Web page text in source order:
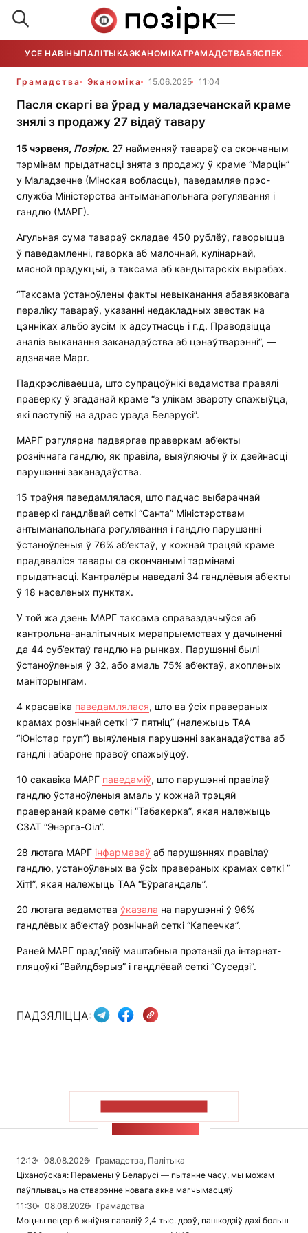
УСЕ НАВІНЫПАЛІТЫКАЭКАНОМІКАГРАМАДСТВАБЯСПЕКА
Грамадства Эканоміка 15.06.2025 11:04
Пасля скаргі ва ўрад у маладзечанскай краме
знялі з продажу 27 відаў тавару
15 чэрвеня, Позірк. 27 найменняў тавараў са скончаным
тэрмінам прыдатнасці знята з продажу ў краме “Марцін”
у Маладзечне (Мінская вобласць), паведамляе прэс-
служба Міністэрства антыманапольнага рэгулявання і
гандлю (МАРГ).
Агульная сума тавараў складае 450 рублёў, гаворыцца
ў паведамленні, гаворка аб малочнай, кулінарнай,
мясной прадукцыі, а таксама аб кандытарскіх вырабах.
“Таксама ўстаноўлены факты невыканання абавязковага
пераліку тавараў, указанні недакладных звестак на
цэнніках альбо зусім іх адсутнасць і г.д. Праводзіцца
аналіз выканання заканадаўства аб цэнаўтварэнні”, —
адзначае Марг.
Падкрэсліваецца, што супрацоўнікі ведамства правялі
праверку ў згаданай краме “з улікам звароту спажыўца,
які паступіў на адрас урада Беларусі”.
МАРГ рэгулярна падвяргае праверкам аб’екты
рознічнага гандлю, як правіла, выяўляючы ў іх дзейнасці
парушэнні заканадаўства.
15 траўня паведамлялася, што падчас выбарачнай
праверкі гандлёвай сеткі “Санта” Міністэрствам
антыманапольнага рэгулявання і гандлю парушэнні
ўстаноўленыя ў 76% аб’ектаў, у кожнай трэцяй краме
прадаваліся тавары са скончанымі тэрмінамі
прыдатнасці. Кантралёры наведалі 34 гандлёвыя аб’екты
ў 18 населеных пунктах.
У той жа дзень МАРГ таксама справаздачыўся аб
кантрольна-аналітычных мерапрыемствах у дачыненні
да 44 суб’ектаў гандлю на рынках. Парушэнні былі
ўстаноўленыя ў 32, або амаль 75% аб’ектаў, ахопленых
маніторынгам.
4 красавіка паведамлялася, што ва ўсіх правераных
крамах рознічнай сеткі “7 пятніц” (належыць ТАА
“Юністар груп”) выяўленыя парушэнні заканадаўства аб
гандлі і абароне правоў спажыўцоў.
10 сакавіка МАРГ паведаміў, што парушэнні правілаў
гандлю ўстаноўленыя амаль у кожнай трэцяй
праверанай краме сеткі “Табакерка”, якая належыць
СЗАТ “Энэрга-Оіл”.
28 лютага МАРГ інфармаваў аб парушэннях правілаў
гандлю, устаноўленых ва ўсіх правераных крамах сеткі ”
Хіт!”, якая належыць ТАА “Еўрагандаль”.
20 лютага ведамства ўказала на парушэнні ў 96%
гандлёвых аб’ектаў рознічнай сеткі “Капеечка”.
Раней МАРГ прад’явіў маштабныя прэтэнзіі да інтэрнэт-
пляцоўкі “Вайлдбэрыз” і гандлёвай сеткі “Суседзі”.
ПАДЗЯЛІЦЦА:
12:13 08.08.2026
Грамадства, Палітыка
Ціханоўская: Перамены ў Беларусі — пытанне часу, мы можам
паўплываць на стварэнне новага акна магчымасцяў
11:30
08.08.2026
Грамадства
Моцны вецер 6 жніўня паваліў 2,4 тыс. дрэў, пашкодзіў дахі больш